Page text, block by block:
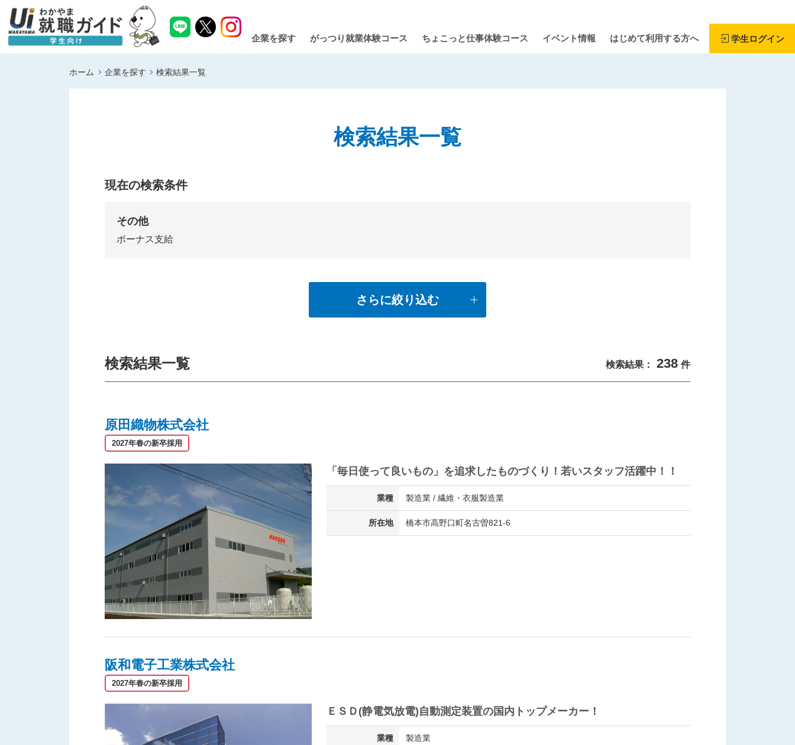
企業を探す がっつり就業体験コース ちょこっと仕事体験コース イベント情報 はじめて利用する方へ 学生ログイン
ホーム 企業を探す 検索結果一覧
検索結果一覧
現在の検索条件
その他
ボーナス支給
さらに絞り込む
検索結果一覧 検索結果： 238 件
原田織物株式会社
2027年春の新卒採用
「毎日使って良いもの」を追求したものづくり！若いスタッフ活躍中！！
業種 製造業 / 繊維・衣服製造業
所在地 橋本市高野口町名古曽821-6
阪和電子工業株式会社
2027年春の新卒採用
ＥＳＤ(静電気放電)自動測定装置の国内トップメーカー！
業種 製造業